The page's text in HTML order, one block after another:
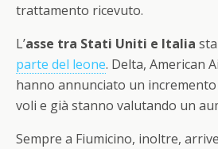
trattamento ricevuto.
L’asse tra Stati Uniti e Italia
parte del leone. Delta, American
hanno annunciato un
voli e già stanno valutando un
Sempre a Fiumicino, inoltre,